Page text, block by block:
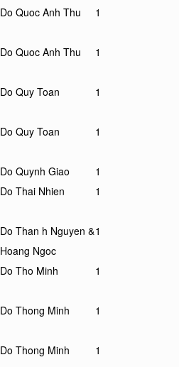
Do Quoc Anh Thu 1
Do Quoc Anh Thu 1
Do Quy Toan 1
Do Quy Toan 1
Do Quynh Giao
1
Do Thai Nhien 1
Do Than h Nguyen &
Hoang Ngoc
1
Do Tho Minh 1
Do Thong Minh 1
Do Thong Minh 1